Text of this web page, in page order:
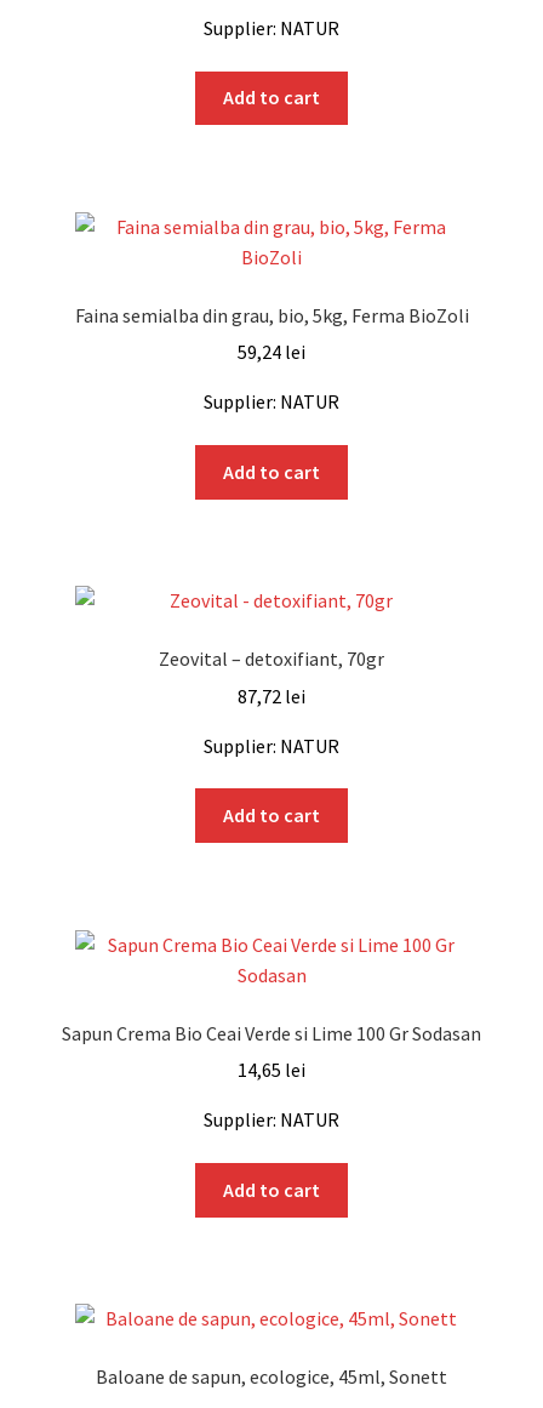
Supplier: NATUR
Add to cart
Faina semialba din grau, bio, 5kg, Ferma BioZoli
59,24 lei
Supplier: NATUR
Add to cart
Zeovital – detoxifiant, 70gr
87,72 lei
Supplier: NATUR
Add to cart
Sapun Crema Bio Ceai Verde si Lime 100 Gr Sodasan
14,65 lei
Supplier: NATUR
Add to cart
Baloane de sapun, ecologice, 45ml, Sonett